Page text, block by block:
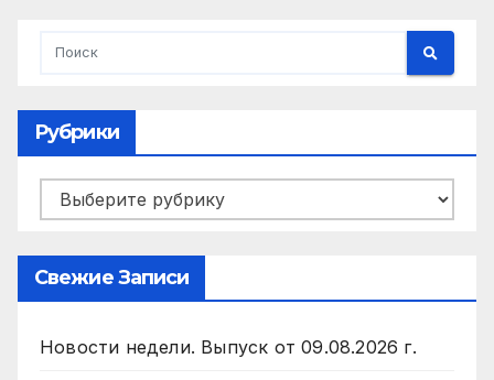
Рубрики
Рубрики
Свежие Записи
Новости недели. Выпуск от 09.08.2026 г.